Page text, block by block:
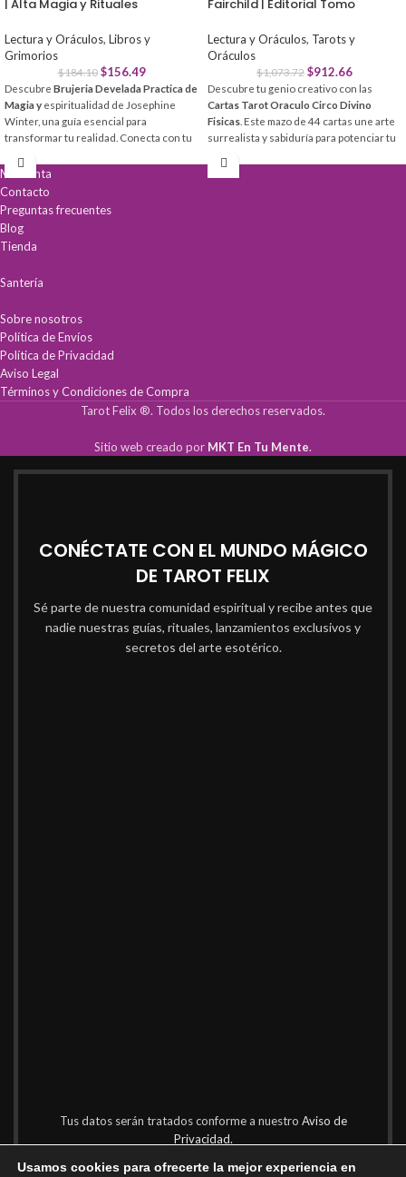
| Alta Magia y Rituales
Lectura y Oráculos, Libros y
Grimorios
$184.10 $156.49
Descubre Brujeria Develada Practica de
Magia y espiritualidad de Josephine
Winter, una guía esencial para
transformar tu realidad. Conecta con tu
modernos y herramientas prácticas
diseñadas para la mente, el cuerpo y el
alma.
Aprende
efectivos paso a paso.
de visualización y protección.
Fairchild | Editorial Tomo
Lectura y Oráculos, Tarots y
Oráculos
$1,073.72 $912.66
Descubre tu genio creativo con las
Cartas Tarot Oraculo Circo Divino
Fisicas . Este mazo de 44 cartas une arte
surrealista y sabiduría para potenciar tu
Conexión Espiritual:
Mi cuenta
Contacto
Preguntas frecuentes
Blog
Tienda
Santería
Sobre nosotros
Política de Envíos
Política de Privacidad
Aviso Legal
Términos y Condiciones de Compra
Tarot Felix ®. Todos los derechos reservados.
Sitio web creado por MKT En Tu Mente.
CONÉCTATE CON EL MUNDO MÁGICO
DE TAROT FELIX
Sé parte de nuestra comunidad espiritual y recibe antes que
nadie nuestras guías, rituales, lanzamientos exclusivos y
secretos del arte esotérico.
Tus datos serán tratados conforme a nuestro Aviso de
Privacidad.
Usamos cookies para ofrecerte la mejor experiencia en